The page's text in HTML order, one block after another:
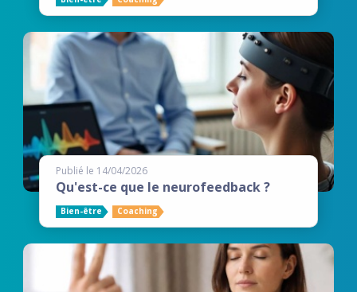
Publié le 14/04/2026
Qu'est-ce que le neurofeedback ?
Bien-être Coaching